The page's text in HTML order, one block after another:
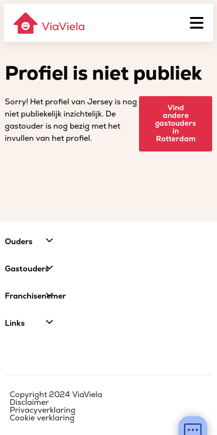
Profiel is niet publiek
Sorry! Het profiel van Jersey is nog
niet publiekelijk inzichtelijk. De
gastouder is nog bezig met het
invullen van het profiel.
Vind
andere
gastouders
in
Rotterdam
Ouders
Gastouders
Franchisenemer
Links
Copyright 2024 ViaViela
Disclaimer
Privacyverklaring
Cookie verklaring